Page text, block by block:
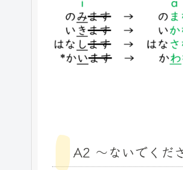
A2 ～ないでくだ